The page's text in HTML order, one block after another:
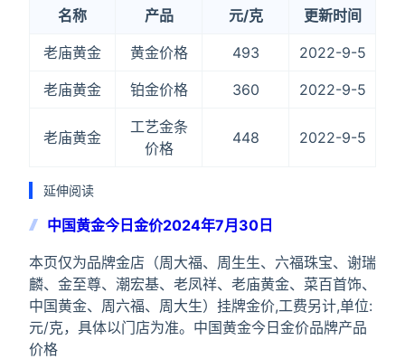
名称 产品 元/克 更新时间
老庙黄金 黄金价格 493 2022-9-5
老庙黄金 铂金价格 360 2022-9-5
老庙黄金
工艺金条
价格
448 2022-9-5
延伸阅读
中国黄金今日金价2024年7月30日
本页仅为品牌金店（周大福、周生生、六福珠宝、谢瑞
麟、金至尊、潮宏基、老凤祥、老庙黄金、菜百首饰、
中国黄金、周六福、周大生）挂牌金价,工费另计,单位:
元/克，具体以门店为准。中国黄金今日金价品牌产品
价格